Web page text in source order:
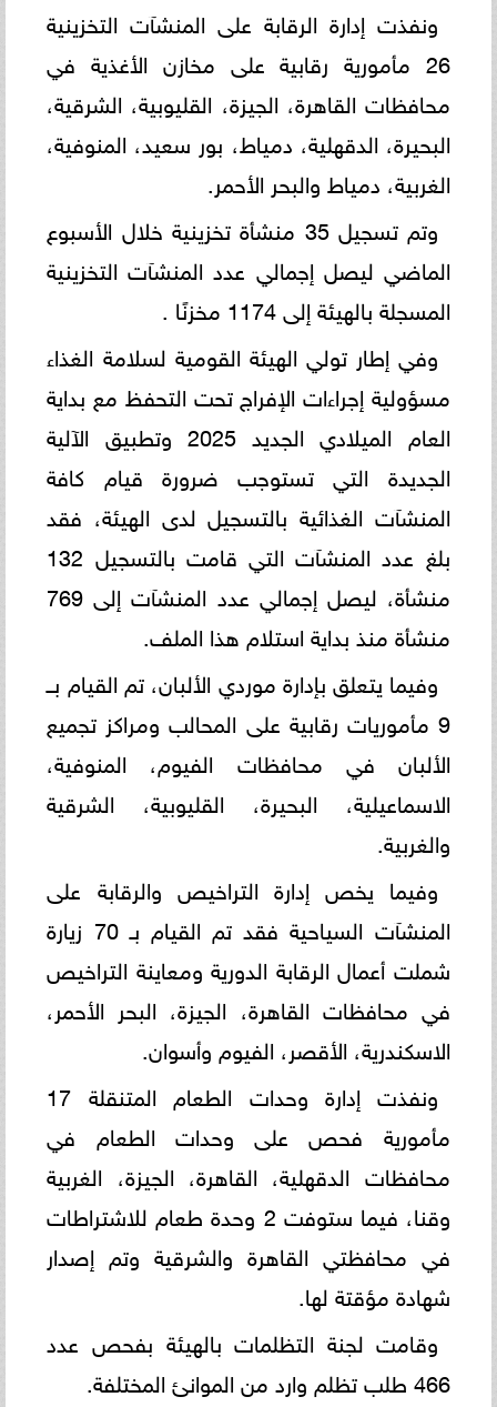
ونفذت إدارة الرقابة على المنشآت التخزينية
26 مأمورية رقابية على مخازن الأغذية في
محافظات القاهرة، الجيزة، القليوبية، الشرقية،
البحيرة، الدقهلية، دمياط، بور سعيد، المنوفية،
الغربية، دمياط والبحر الأحمر.
وتم تسجيل 35 منشأة تخزينية خلال الأسبوع
الماضي ليصل إجمالي عدد المنشآت التخزينية
المسجلة بالهيئة إلى 1174 مخزنًا .
وفي إطار تولي الهيئة القومية لسلامة الغذاء
مسؤولية إجراءات الإفراج تحت التحفظ مع بداية
العام الميلادي الجديد 2025 وتطبيق الآلية
الجديدة التي تستوجب ضرورة قيام كافة
المنشآت الغذائية بالتسجيل لدى الهيئة، فقد
بلغ عدد المنشآت التي قامت بالتسجيل 132
منشأة، ليصل إجمالي عدد المنشآت إلى 769
منشأة منذ بداية استلام هذا الملف.
وفيما يتعلق بإدارة موردي الألبان، تم القيام بــ
9 مأموريات رقابية على المحالب ومراكز تجميع
الألبان في محافظات الفيوم، المنوفية،
الاسماعيلية، البحيرة، القليوبية، الشرقية
والغربية.
وفيما يخص إدارة التراخيص والرقابة على
المنشآت السياحية فقد تم القيام بـ 70 زيارة
شملت أعمال الرقابة الدورية ومعاينة التراخيص
في محافظات القاهرة، الجيزة، البحر الأحمر،
الاسكندرية، الأقصر، الفيوم وأسوان.
ونفذت إدارة وحدات الطعام المتنقلة 17
مأمورية فحص على وحدات الطعام في
محافظات الدقهلية، القاهرة، الجيزة، الغربية
وقنا، فيما ستوفت 2 وحدة طعام للاشتراطات
في محافظتي القاهرة والشرقية وتم إصدار
شهادة مؤقتة لها.
وقامت لجنة التظلمات بالهيئة بفحص عدد
466 طلب تظلم وارد من الموانئ المختلفة.